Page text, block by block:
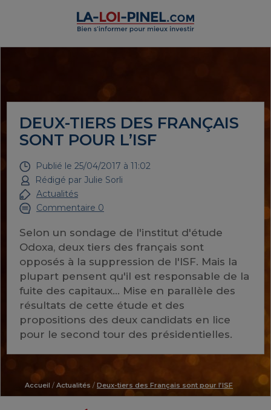
DEUX-TIERS DES FRANÇAIS
SONT POUR L’ISF
Publié le 25/04/2017 à 11:02
Rédigé par Julie Sorli
Actualités
Commentaire 0
Selon un sondage de l'institut d'étude
Odoxa, deux tiers des français sont
opposés à la suppression de l'ISF. Mais la
plupart pensent qu'il est responsable de la
fuite des capitaux... Mise en parallèle des
résultats de cette étude et des
propositions des deux candidats en lice
pour le second tour des présidentielles.
Accueil / Actualités / Deux-tiers des Français sont pour l’ISF